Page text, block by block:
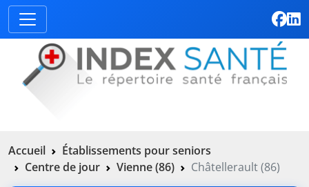
Accueil
Établissements pour seniors
Centre de jour
Vienne (86) Châtellerault (86)